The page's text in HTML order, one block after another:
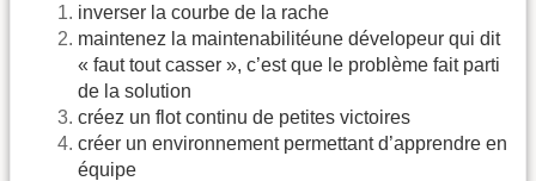
inverser la courbe de la rache
maintenez la maintenabilitéune dévelopeur qui dit
« faut tout casser », c’est que le problème fait parti
de la solution
créez un flot continu de petites victoires
créer un environnement permettant d’apprendre en
équipe